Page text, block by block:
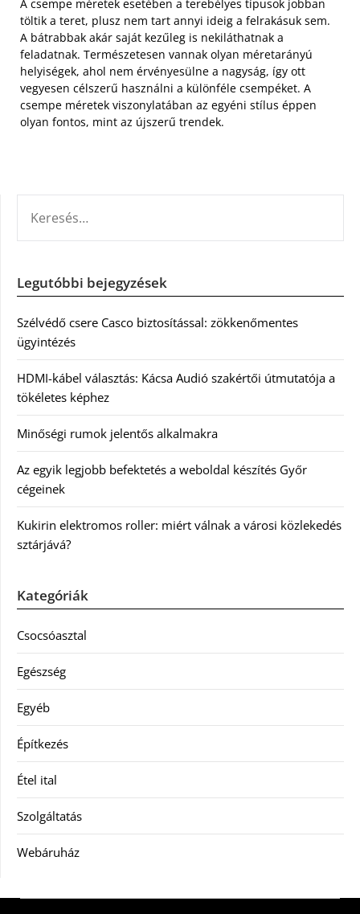
A csempe méretek esetében a terebélyes típusok jobban
töltik a teret, plusz nem tart annyi ideig a felrakásuk sem.
A bátrabbak akár saját kezűleg is nekiláthatnak a
feladatnak. Természetesen vannak olyan méretarányú
helyiségek, ahol nem érvényesülne a nagyság, így ott
vegyesen célszerű használni a különféle csempéket. A
csempe méretek viszonylatában az egyéni stílus éppen
olyan fontos, mint az újszerű trendek.
Legutóbbi bejegyzések
Szélvédő csere Casco biztosítással: zökkenőmentes
ügyintézés
HDMI-kábel választás: Kácsa Audió szakértői útmutatója a
tökéletes képhez
Minőségi rumok jelentős alkalmakra
Az egyik legjobb befektetés a weboldal készítés Győr
cégeinek
Kukirin elektromos roller: miért válnak a városi közlekedés
sztárjává?
Kategóriák
Csocsóasztal
Egészség
Egyéb
Építkezés
Étel ital
Szolgáltatás
Webáruház